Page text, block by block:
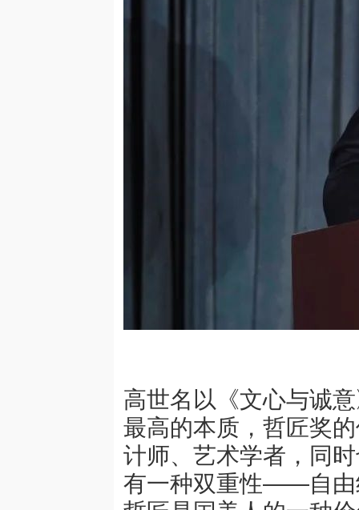
高世名以《文心与诚
最高的本质，哲匠奖
计师、艺术学者，同
有一种双重性——自由